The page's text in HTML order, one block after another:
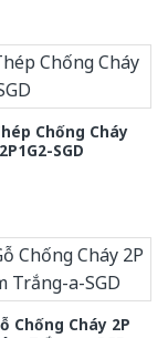
Chống Cháy
2P1G2-SGD
Chống Cháy 2P